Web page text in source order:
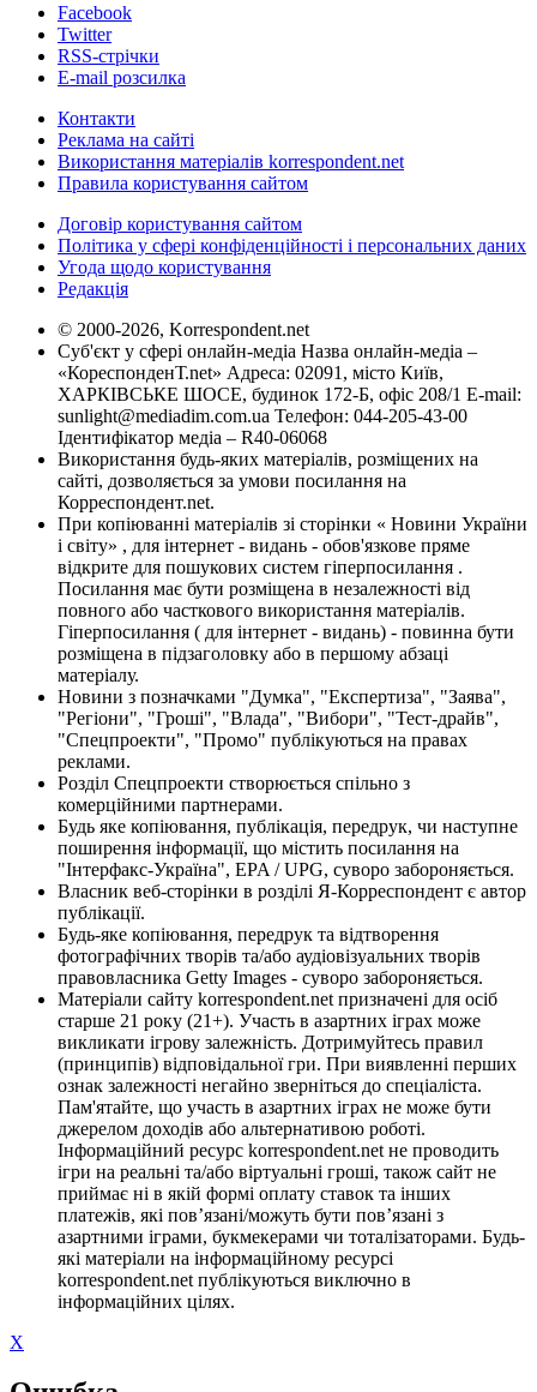
Facebook
Twitter
RSS-стрічки
E-mail розсилка
Контакти
Реклама на сайті
Використання матеріалів korrespondent.net
Правила користування сайтом
Договір користування сайтом
Політика у сфері конфіденційності і персональних даних
Угода щодо користування
Редакція
© 2000-2026, Korrespondent.net
Суб'єкт у сфері онлайн-медіа Назва онлайн-медіа –
«КореспонденТ.net» Адреса: 02091, місто Київ,
ХАРКІВСЬКЕ ШОСЕ, будинок 172-Б, офіс 208/1 E-mail:
sunlight@mediadim.com.ua Телефон: 044-205-43-00
Ідентифікатор медіа – R40-06068
Використання будь-яких матеріалів, розміщених на
сайті, дозволяється за умови посилання на
Корреспондент.net.
При копіюванні матеріалів зі сторінки « Новини України
і світу» , для інтернет - видань - обов'язкове пряме
відкрите для пошукових систем гіперпосилання .
Посилання має бути розміщена в незалежності від
повного або часткового використання матеріалів.
Гіперпосилання ( для інтернет - видань) - повинна бути
розміщена в підзаголовку або в першому абзаці
матеріалу.
Новини з позначками "Думка", "Експертиза", "Заява",
"Регіони", "Гроші", "Влада", "Вибори", "Тест-драйв",
"Спецпроекти", "Промо" публікуються на правах
реклами.
Розділ Спецпроекти створюється спільно з
комерційними партнерами.
Будь яке копіювання, публікація, передрук, чи наступне
поширення інформації, що містить посилання на
"Інтерфакс-Україна", EPA / UPG, суворо забороняється.
Власник веб-сторінки в розділі Я-Корреспондент є автор
публікації.
Будь-яке копіювання, передрук та відтворення
фотографічних творів та/або аудіовізуальних творів
правовласника Getty Images - суворо забороняється.
Матеріали сайту korrespondent.net призначені для осіб
старше 21 року (21+). Участь в азартних іграх може
викликати ігрову залежність. Дотримуйтесь правил
(принципів) відповідальної гри. При виявленні перших
ознак залежності негайно зверніться до спеціаліста.
Пам'ятайте, що участь в азартних іграх не може бути
джерелом доходів або альтернативою роботі.
Інформаційний ресурс korrespondent.net не проводить
ігри на реальні та/або віртуальні гроші, також сайт не
приймає ні в якій формі оплату ставок та інших
платежів, які пов’язані/можуть бути пов’язані з
азартними іграми, букмекерами чи тоталізаторами. Будь-
які матеріали на інформаційному ресурсі
korrespondent.net публікуються виключно в
інформаційних цілях.
X